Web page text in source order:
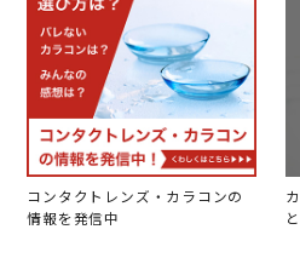
コンタクトレンズ・カラコンの
情報を発信中